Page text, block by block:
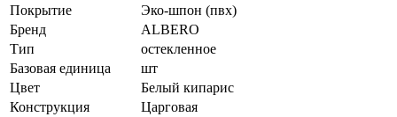
Покрытие
Эко-шпон (пвх)
Бренд
ALBERO
Тип
остекленное
Базовая единица
шт
Цвет
Белый кипарис
Конструкция
Царговая